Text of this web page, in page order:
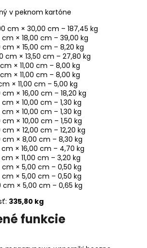
v peknom kartóne
cm × 30,00 cm – 187,45 kg
× 18,00 cm – 39,00 kg
× 15,00 cm – 8,20 kg
cm × 13,50 cm – 27,80 kg
× 11,00 cm – 8,00 kg
× 11,00 cm – 8,00 kg
× 11,00 cm – 5,00 kg
× 16,00 cm – 18,20 kg
× 10,00 cm – 1,30 kg
× 10,00 cm – 1,30 kg
× 10,00 cm – 1,50 kg
× 12,00 cm – 12,20 kg
cm × 8,00 cm – 8,30 kg
× 16,00 cm – 4,70 kg
× 11,00 cm – 3,20 kg
× 5,00 cm – 0,50 kg
× 5,00 cm – 0,50 kg
× 5,00 cm – 0,65 kg
335,80 kg
funkcie